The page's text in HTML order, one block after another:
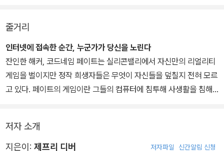
는 것이 기계에 대해 생각하기보다는 자신이 얼마나 살인범을 깔끔하
비숍의 전화벨이 울렸고, 그는 전화를 받았다. 한동안 상대방이 하는
말을 듣고 있던 그가 딱히 미소를 지었던 것은 아니지만, 그의 얼굴에
는 점점 더 생기가 돌았다. 그는 펜과 종이를 집어 들고 메모를 하기
시작했다. 5분 동안 메모를 하던 그는 전화를 끊고 팀 전체을 훑어보
“더 이상 놈을 페이트라는 이름으로 부를 필요가 없어졌습니다. 놈의
이름을 찾아냈어요.”
속이려 한 거 말이에요. 우린 절박하거든요. 당신 도움이 필요해요. 도
와달라고 부탁하는 거예요.
트리플-X: 넌 도대체 누군데?
레니게이드334: 액세스기사단이라고 들어봤어요?
“우리 경감님에게 전화를 걸겠습니다.” 비숍이 버럭 소리를 지르고는
“원하면 누구에게든 전화를 하시든지. 이놈은 감옥으로 돌아갈 거니
까.”
셸턴이 흥분하며 말했다.
“지금 당장 또 다른 희생자를 쫓고 있는 살인범이 있단 말이야! 놈을
베이클은 질레트를 턱짓으로 가리키며 대꾸했다.
줄거리
인터넷에 접속한 순간, 누군가가 당신을 노린다
잔인한 해커, 코드네임 페이트는 실리콘밸리에서 자신만의 리얼리티
게임을 벌이지만 정작 희생자들은 무엇이 자신들을 덮칠지 전혀 모르
고 있다. 페이트의 게임이란 그들의 컴퓨터에 침투해 사생활을 침해
는 더 높은 레벨에서 더 어려운 상대를 택해 다시 도전(살인)한다.
캘리포니아 주 경찰 컴퓨터범죄수사반은 이 범인을 잡기 위해서는 해
저자 소개
지은이: 제프리 디버 저자파일 신간알림 신청